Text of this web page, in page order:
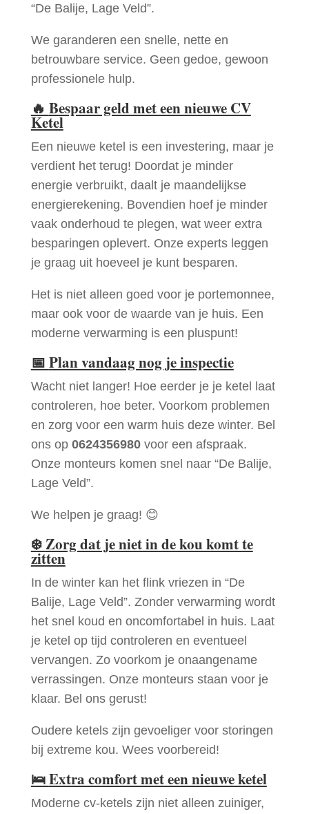
“De Balije, Lage Veld”.
We garanderen een snelle, nette en
betrouwbare service. Geen gedoe, gewoon
professionele hulp.
🔥 Bespaar geld met een nieuwe CV
Ketel
Een nieuwe ketel is een investering, maar je
verdient het terug! Doordat je minder
energie verbruikt, daalt je maandelijkse
energierekening. Bovendien hoef je minder
vaak onderhoud te plegen, wat weer extra
besparingen oplevert. Onze experts leggen
je graag uit hoeveel je kunt besparen.
Het is niet alleen goed voor je portemonnee,
maar ook voor de waarde van je huis. Een
moderne verwarming is een pluspunt!
📅 Plan vandaag nog je inspectie
Wacht niet langer! Hoe eerder je je ketel laat
controleren, hoe beter. Voorkom problemen
en zorg voor een warm huis deze winter. Bel
ons op 0624356980voor een afspraak.
Onze monteurs komen snel naar “De Balije,
Lage Veld”.
We helpen je graag! 😊
❄️Zorg dat je niet in de kou komt te
zitten
In de winter kan het flink vriezen in “De
Balije, Lage Veld”. Zonder verwarming wordt
het snel koud en oncomfortabel in huis. Laat
je ketel op tijd controleren en eventueel
vervangen. Zo voorkom je onaangename
verrassingen. Onze monteurs staan voor je
klaar. Bel ons gerust!
Oudere ketels zijn gevoeliger voor storingen
bij extreme kou. Wees voorbereid!
🛌Extra comfort met een nieuwe ketel
Moderne cv-ketels zijn niet alleen zuiniger,